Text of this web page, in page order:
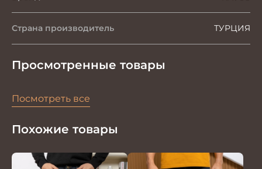
Страна производитель ТУРЦИЯ
Просмотренные товары
Посмотреть все
Похожие товары